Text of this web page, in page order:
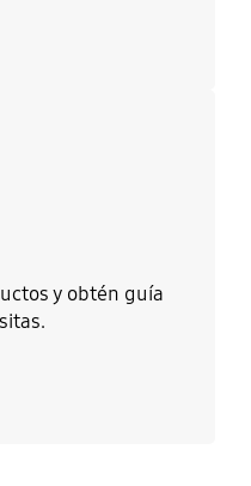
y obtén guía